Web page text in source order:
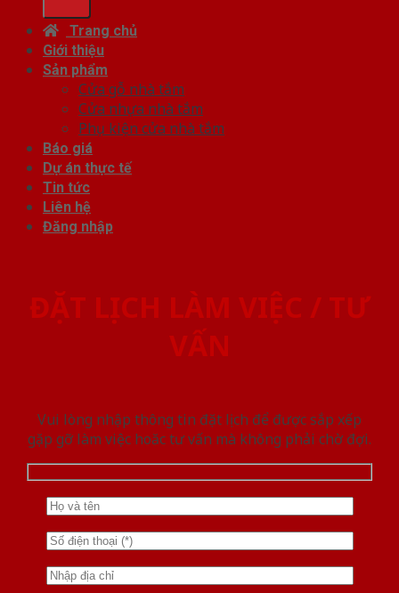
Trang chủ
Giới thiệu
Sản phẩm
Cửa gỗ nhà tắm
Cửa nhựa nhà tắm
Phụ kiện cửa nhà tắm
Báo giá
Dự án thực tế
Tin tức
Liên hệ
Đăng nhập
ĐẶT LỊCH LÀM VIỆC / TƯ
VẤN
Vui lòng nhập thông tin đặt lịch để được sắp xếp
gặp gỡ làm việc hoăc tư vấn mà không phải chờ đợi.